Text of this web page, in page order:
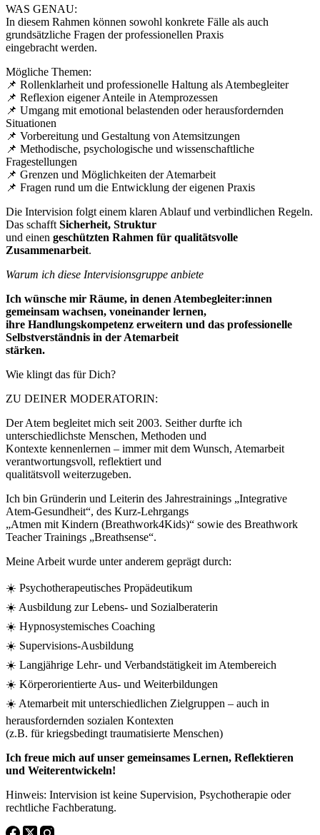
WAS GENAU:
In diesem Rahmen können sowohl konkrete Fälle als auch
grundsätzliche Fragen der professionellen Praxis
eingebracht werden.
Mögliche Themen:
📌 Rollenklarheit und professionelle Haltung als Atembegleiter
📌 Reflexion eigener Anteile in Atemprozessen
📌 Umgang mit emotional belastenden oder herausfordernden
Situationen
📌 Vorbereitung und Gestaltung von Atemsitzungen
📌 Methodische, psychologische und wissenschaftliche
Fragestellungen
📌 Grenzen und Möglichkeiten der Atemarbeit
📌 Fragen rund um die Entwicklung der eigenen Praxis
Die Intervision folgt einem klaren Ablauf und verbindlichen Regeln.
Das schafft Sicherheit, Struktur
und einen geschützten Rahmen für qualitätsvolle
Zusammenarbeit.
Warum ich diese Intervisionsgruppe anbiete
Ich wünsche mir Räume, in denen Atembegleiter:innen
gemeinsam wachsen, voneinander lernen,
ihre Handlungskompetenz erweitern und das professionelle
Selbstverständnis in der Atemarbeit
stärken.
Wie klingt das für Dich?
ZU DEINER MODERATORIN:
Der Atem begleitet mich seit 2003. Seither durfte ich
unterschiedlichste Menschen, Methoden und
Kontexte kennenlernen – immer mit dem Wunsch, Atemarbeit
verantwortungsvoll, reflektiert und
qualitätsvoll weiterzugeben.
Ich bin Gründerin und Leiterin des Jahrestrainings „Integrative
Atem-Gesundheit“, des Kurz-Lehrgangs
„Atmen mit Kindern (Breathwork4Kids)“ sowie des Breathwork
Teacher Trainings „Breathsense“.
Meine Arbeit wurde unter anderem geprägt durch:
☀️ Psychotherapeutisches Propädeutikum
☀️ Ausbildung zur Lebens- und Sozialberaterin
☀️ Hypnosystemisches Coaching
☀️ Supervisions-Ausbildung
☀️ Langjährige Lehr- und Verbandstätigkeit im Atembereich
☀️ Körperorientierte Aus- und Weiterbildungen
☀️ Atemarbeit mit unterschiedlichen Zielgruppen – auch in
herausfordernden sozialen Kontexten
(z.B. für kriegsbedingt traumatisierte Menschen)
Ich freue mich auf unser gemeinsames Lernen, Reflektieren
und Weiterentwickeln!
Hinweis: Intervision ist keine Supervision, Psychotherapie oder
rechtliche Fachberatung.